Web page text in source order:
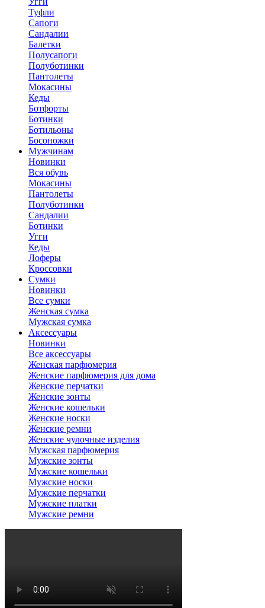
Туфли
Сапоги
Сандалии
Балетки
Полусапоги
Полуботинки
Пантолеты
Мокасины
Кеды
Ботфорты
Ботинки
Ботильоны
Босоножки
Мужчинам
Новинки
Вся обувь
Мокасины
Пантолеты
Полуботинки
Сандалии
Ботинки
Угги
Кеды
Лоферы
Кроссовки
Сумки
Новинки
Все сумки
Женская сумка
Мужская сумка
Аксессуары
Новинки
Все аксессуары
Женская парфюмерия
Женские парфюмерия для дома
Женские перчатки
Женские зонты
Женские кошельки
Женские носки
Женские ремни
Женские чулочные изделия
Мужская парфюмерия
Мужские зонты
Мужские кошельки
Мужские носки
Мужские перчатки
Мужские платки
Мужские ремни